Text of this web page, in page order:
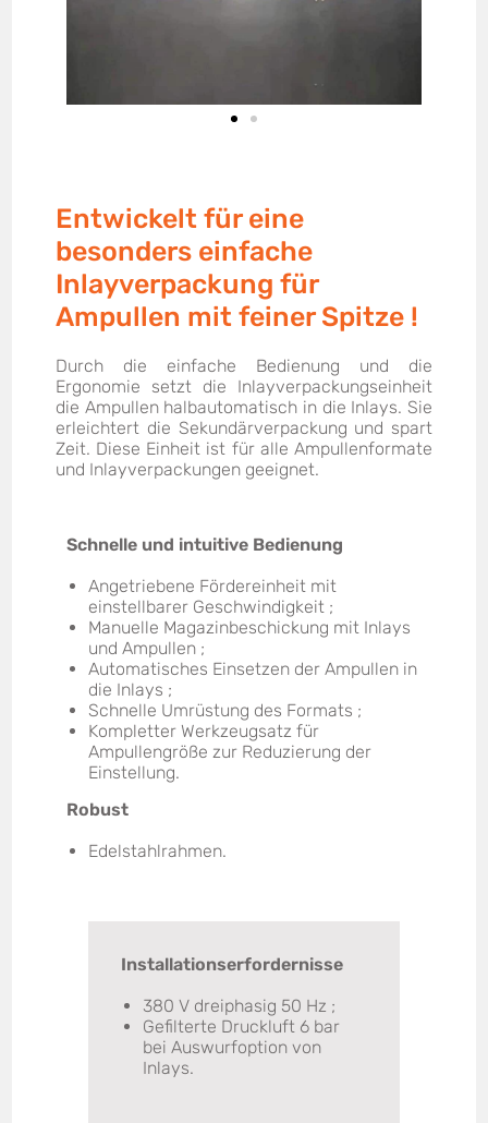
Entwickelt für eine
besonders einfache
Inlayverpackung für
Ampullen mit feiner Spitze !
Durch die einfache Bedienung und die
Ergonomie setzt die Inlayverpackungseinheit
die Ampullen halbautomatisch in die Inlays. Sie
erleichtert die Sekundärverpackung und spart
Zeit. Diese Einheit ist für alle Ampullenformate
und Inlayverpackungen geeignet.
Schnelle und intuitive Bedienung
Angetriebene Fördereinheit mit
einstellbarer Geschwindigkeit ;
Manuelle Magazinbeschickung mit Inlays
und Ampullen ;
Automatisches Einsetzen der Ampullen in
die Inlays ;
Schnelle Umrüstung des Formats ;
Kompletter Werkzeugsatz für
Ampullengröße zur Reduzierung der
Einstellung.
Robust
Edelstahlrahmen.
Installationserfordernisse
380 V dreiphasig 50 Hz ;
Gefilterte Druckluft 6 bar
bei Auswurfoption von
Inlays.